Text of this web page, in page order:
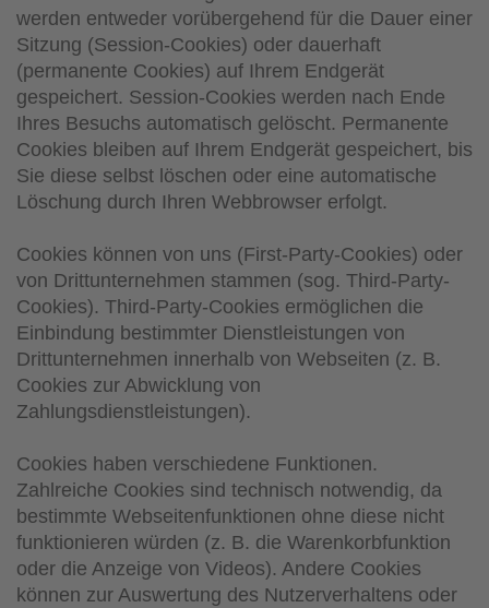
werden entweder vorübergehend für die Dauer einer
Sitzung (Session-Cookies) oder dauerhaft
(permanente Cookies) auf Ihrem Endgerät
gespeichert. Session-Cookies werden nach Ende
Ihres Besuchs automatisch gelöscht. Permanente
Cookies bleiben auf Ihrem Endgerät gespeichert, bis
Sie diese selbst löschen oder eine automatische
Löschung durch Ihren Webbrowser erfolgt.
Cookies können von uns (First-Party-Cookies) oder
von Drittunternehmen stammen (sog. Third-Party-
Cookies). Third-Party-Cookies ermöglichen die
Einbindung bestimmter Dienstleistungen von
Drittunternehmen innerhalb von Webseiten (z. B.
Cookies zur Abwicklung von
Zahlungsdienstleistungen).
Cookies haben verschiedene Funktionen.
Zahlreiche Cookies sind technisch notwendig, da
bestimmte Webseitenfunktionen ohne diese nicht
funktionieren würden (z. B. die Warenkorbfunktion
oder die Anzeige von Videos). Andere Cookies
können zur Auswertung des Nutzerverhaltens oder